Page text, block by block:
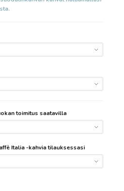
toimitus saatavilla
Italia -kahvia tilauksessasi